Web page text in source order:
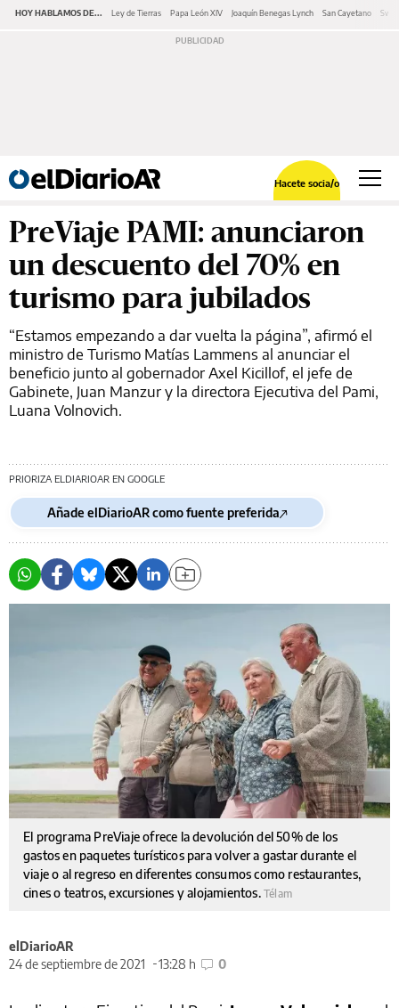
HOY HABLAMOS DE... Ley de Tierras Papa León XIV Joaquín Benegas Lynch San Cayetano
Hacete socia/o
PreViaje PAMI: anunciaron
un descuento del 70% en
turismo para jubilados
“Estamos empezando a dar vuelta la página”, afirmó el
ministro de Turismo Matías Lammens al anunciar el
beneficio junto al gobernador Axel Kicillof, el jefe de
Gabinete, Juan Manzur y la directora Ejecutiva del Pami,
Luana Volnovich.
PRIORIZA ELDIARIOAR EN GOOGLE
Añade elDiarioAR como fuente preferida
El programa PreViaje ofrece la devolución del 50% de los
gastos en paquetes turísticos para volver a gastar durante el
viaje o al regreso en diferentes consumos como restaurantes,
cines o teatros, excursiones y alojamientos. Télam
elDiarioAR
24 de septiembre de 2021
13:28 h 0